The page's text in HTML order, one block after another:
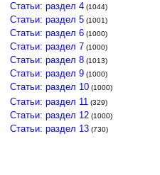
Статьи: раздел 4 (1044)
Статьи: раздел 5 (1001)
Статьи: раздел 6 (1000)
Статьи: раздел 7 (1000)
Статьи: раздел 8 (1013)
Статьи: раздел 9 (1000)
Статьи: раздел 10 (1000)
Статьи: раздел 11 (329)
Статьи: раздел 12 (1000)
Статьи: раздел 13 (730)